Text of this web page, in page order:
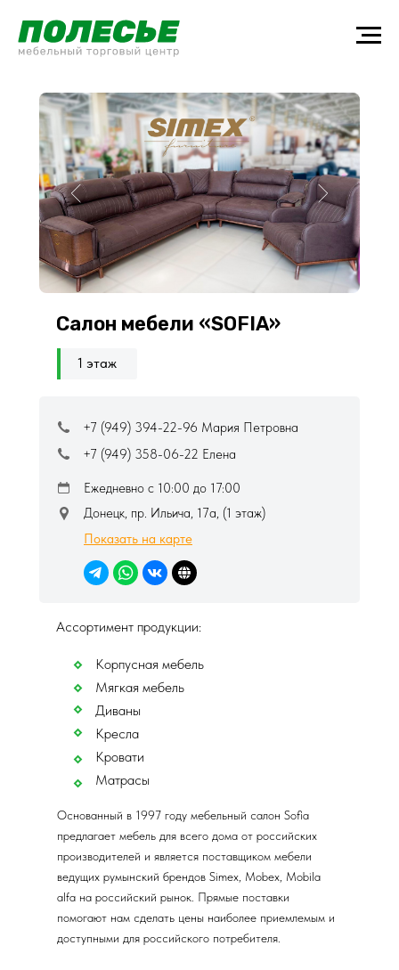
Ассортимент продукции:
Корпусная мебель
Мягкая мебель
Диваны
Кресла
Кровати
Матрасы
Основанный в 1997 году мебельный салон Sofia
предлагает мебель для всего дома от российских
производителей и является поставщиком мебели
ведущих румынский брендов Simex, Mobex, Mobila
alfa на российский рынок. Прямые поставки
помогают нам сделать цены наиболее приемлемым и
доступными для российского потребителя.
Салон мебели «SOFIA»
1 этаж
+7 (949) 394-22-96 Мария Петровна
+7 (949) 358-06-22 Елена
Ежедневно с 10:00 до 17:00
Донецк, пр. Ильича, 17а, (1 этаж)
Показать на карте